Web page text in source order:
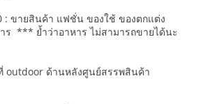
: ขายสินค้า แฟชั่น ของใช้ ของตกแต่ง
ร *** ย้ำว่าอาหาร ไม่สามารถขายได้นะ
outdoor ด้านหลังศูนย์สรรพสินค้า